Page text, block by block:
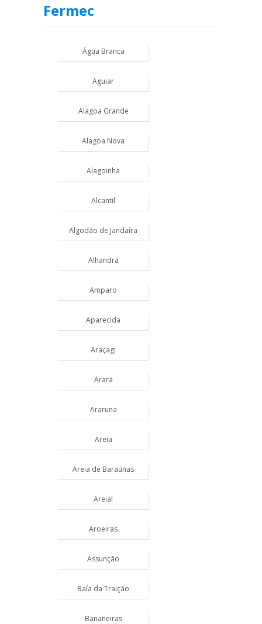
Fermec
Água Branca
Aguiar
Alagoa Grande
Alagoa Nova
Alagoinha
Alcantil
Algodão de Jandaíra
Alhandra
Amparo
Aparecida
Araçagi
Arara
Araruna
Areia
Areia de Baraúnas
Areial
Aroeiras
Assunção
Baía da Traição
Bananeiras